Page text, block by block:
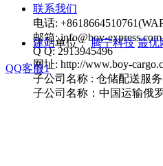
联系我们
电话:
邮箱: info@boy-express.com‍
Q Q: 2913945496
网址: http://www.boy-
子公司名称 : 仓储配送服务
子公司名称：中国运输俄
建站单位：腾宁科技 最优
QQ客服1